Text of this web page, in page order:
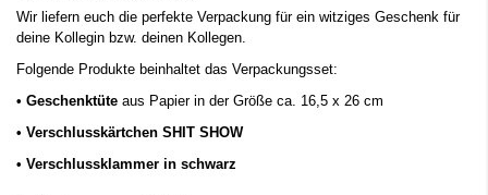
Wir liefern euch die perfekte Verpackung für ein witziges Geschenk für
deine Kollegin bzw. deinen Kollegen.
Folgende Produkte beinhaltet das Verpackungsset:
• Geschenktüte aus Papier in der Größe ca. 16,5 x 26 cm
• Verschlusskärtchen SHIT SHOW
• Verschlussklammer in schwarz